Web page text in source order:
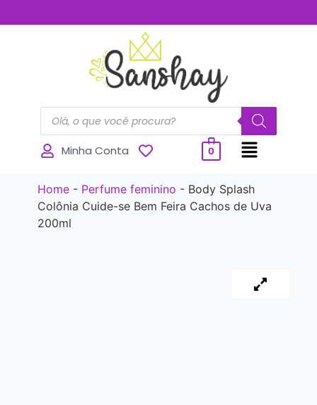
Minha Conta 0
Home- Perfume feminino - Body Splash
Colônia Cuide-se Bem Feira Cachos de Uva
200ml